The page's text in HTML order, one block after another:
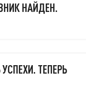
НАЙДЕН.
ТЕПЕРЬ